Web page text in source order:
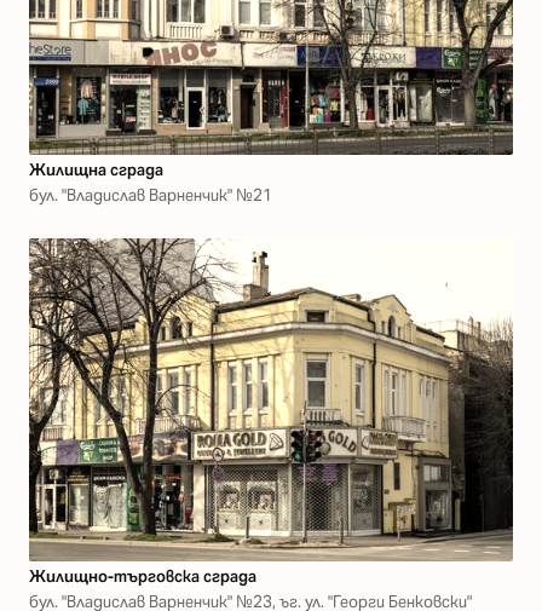
Жилищна сграда
бул. "Владислав Варненчик" №21
Жилищно-търговска сграда
бул. "Владислав Варненчик" №23, ъг. ул. "Георги Бенковски"